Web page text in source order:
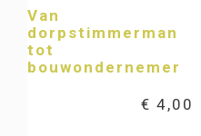
Van
dorpstimmerman
tot
bouwondernemer
€ 4,00